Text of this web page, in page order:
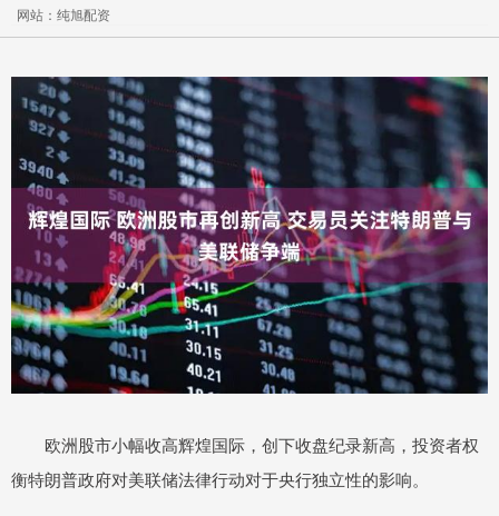
网站：纯旭配资
欧洲股市小幅收高辉煌国际，创下收盘纪录新高，投资者权
衡特朗普政府对美联储法律行动对于央行独立性的影响。